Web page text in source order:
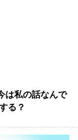
は私の話なんで
る？